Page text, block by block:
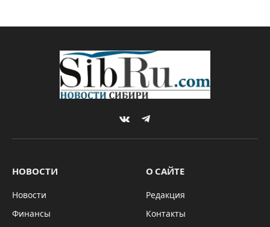
VKontakteTelegram
НОВОСТИ
Новости
Финансы
О САЙТЕ
Редакция
Контакты